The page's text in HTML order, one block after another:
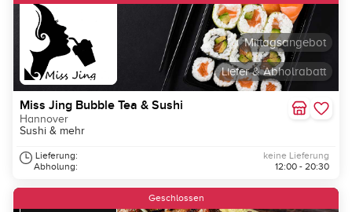
Liefer & Abholrabatt
Mittagsangebot
Miss Jing Bubble Tea & Sushi
Hannover
Sushi & mehr
Lieferung:
Abholung:
keine Lieferung
12:00 - 20:30
Geschlossen